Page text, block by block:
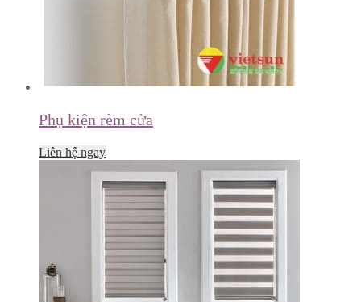
Phụ kiện rèm cửa
Liên hệ ngay